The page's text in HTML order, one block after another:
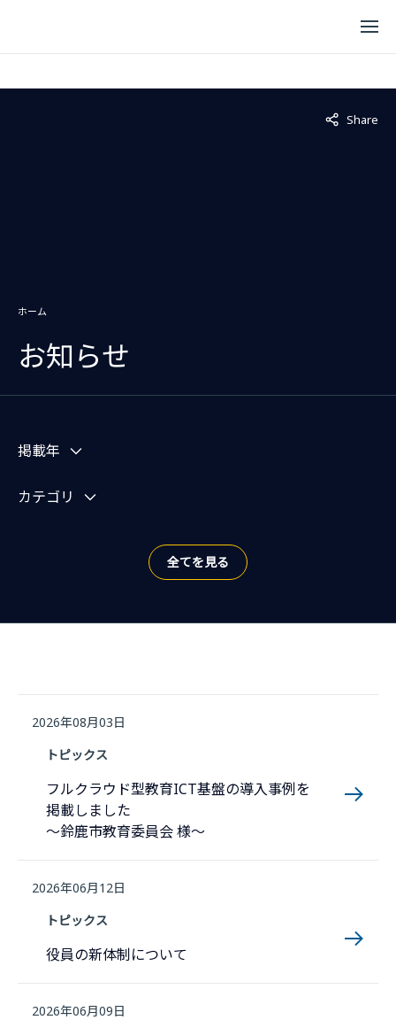
ホーム
お知らせ
Share
Not
掲載年
カテゴリ
全てを見る
2026年08月03日
トピックス
フルクラウド型教育ICT基盤の導入事例を
掲載しました
～鈴鹿市教育委員会 様～
2026年06月12日
トピックス
役員の新体制について
2026年06月09日